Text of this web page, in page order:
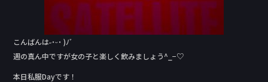
こんばんは˶˙ᵕ˙ )ﾉﾞ
週の真ん中ですが女の子と楽しく飲みましょう‪^_−♡‬
本日私服Day‬です！